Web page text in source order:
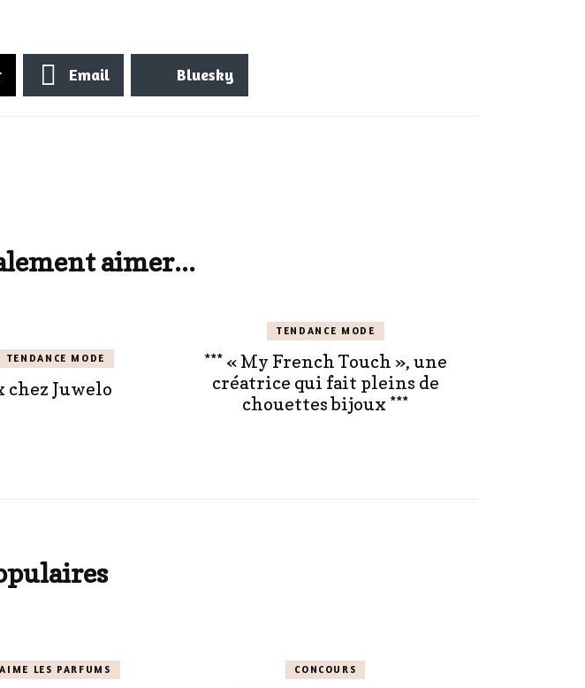
Email Bluesky
aimer...
TENDANCE MODE
chez Juwelo
TENDANCE MODE
*** « My French Touch », une
créatrice qui fait pleins de
chouettes bijoux ***
LES PARFUMS CONCOURS